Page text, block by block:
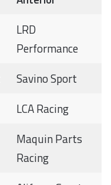
LRD
Performance
Savino Sport
LCA Racing
Maquin Parts
Racing